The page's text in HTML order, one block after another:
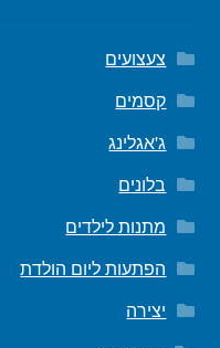
צעצועים
קסמים
ג'אגלינג
בלונים
מתנות לילדים
הפתעות ליום הולדת
יצירה